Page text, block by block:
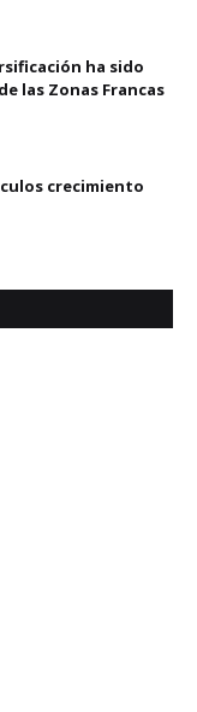
ha sido
las Zonas Francas
crecimiento